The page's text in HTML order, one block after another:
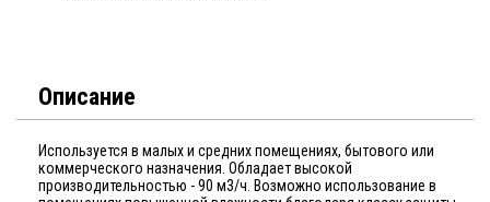
Описание
Используется в малых и средних помещениях, бытового или
коммерческого назначения. Обладает высокой
производительностью - 90 м3/ч. Возможно использование в